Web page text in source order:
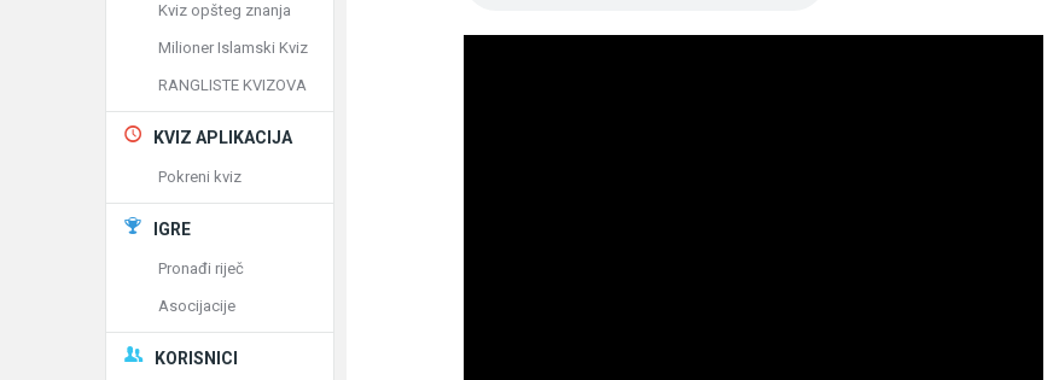
Kviz opšteg znanja
Milioner Islamski Kviz
RANGLISTE KVIZOVA
KVIZ APLIKACIJA
Pokreni kviz
IGRE
Pronađi riječ
Asocijacije
KORISNICI